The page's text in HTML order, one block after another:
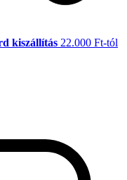
kiszállítás 22.000 Ft-tól